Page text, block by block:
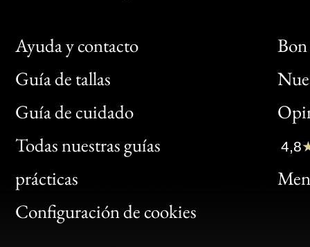
Ayuda y contacto
Guía de tallas
Guía de cuidado
Todas nuestras guías
prácticas
Configuración de cookies
Bon
Clic
Bon
4,8